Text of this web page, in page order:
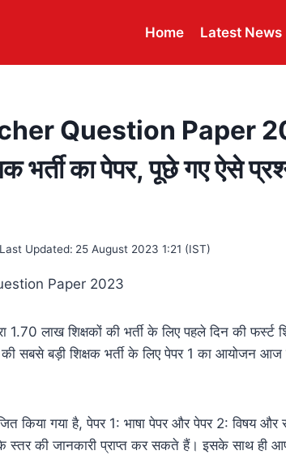
Home Latest News
Question Paper
भर्ती का पेपर, पूछे गए ऐसे
Last Updated: 25 August 2023 1:21 (IST)
1.70 लाख शिक्षकों की भर्ती के लिए पहले दिन की फर्स्ट
की सबसे बड़ी शिक्षक भर्ती के लिए पेपर 1 का आयोजन
किया गया है, पेपर 1: भाषा पेपर और पेपर 2: विषय
की जानकारी प्राप्त कर सकते हैं। इसके साथ ही आप